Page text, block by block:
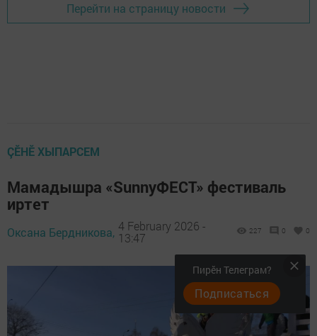
Перейти на страницу новости
ÇӖНӖ ХЫПАРСЕМ
Мамадышра «SunnyФЕСТ» фестиваль
иртет
Оксана Бердникова, 4 February 2026 -
13:47
227 0 0
Пирӗн Телеграм?
Подписаться